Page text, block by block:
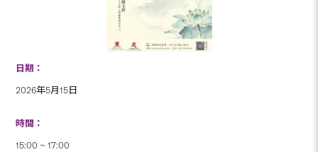
日期：
2026年5月15日
時間：
15:00 ~ 17:00